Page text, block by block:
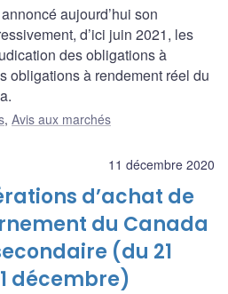
aujourd’hui son
d’ici juin 2021, les
des obligations à
obligations à rendement réel du
, Avis aux marchés
11 décembre 2020
d’achat de
du Canada
(du 21
décembre)